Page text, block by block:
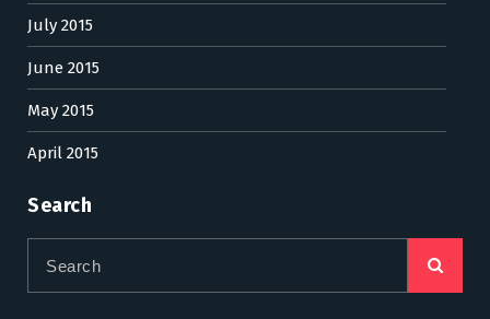
July 2015
June 2015
May 2015
April 2015
Search